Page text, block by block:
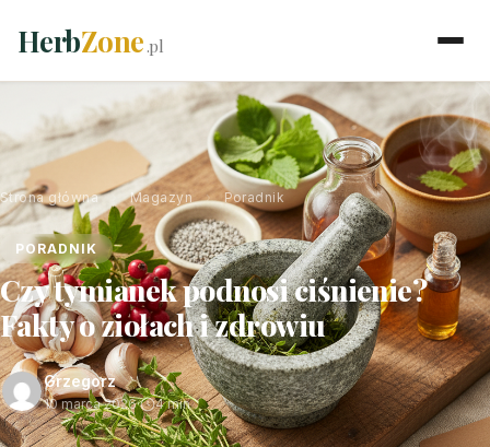
HerbZone.pl
Strona główna › Magazyn › Poradnik
PORADNIK
Czy tymianek podnosi ciśnienie?
Fakty o ziołach i zdrowiu
Grzegorz
10 marca 2026· 4 min